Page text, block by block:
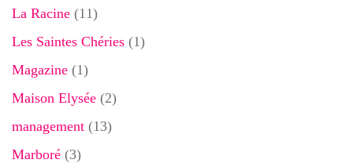
La Racine (11)
Les Saintes Chéries (1)
Magazine (1)
Maison Elysée (2)
management (13)
Marboré (3)